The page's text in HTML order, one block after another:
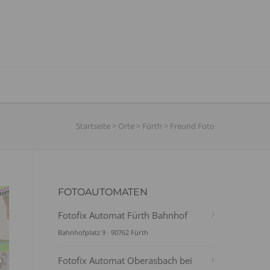
Startseite > Orte > Fürth > Freund Foto
FOTOAUTOMATEN
Fotofix Automat Fürth Bahnhof
Bahnhofplatz 9 · 90762 Fürth
Fotofix Automat Oberasbach bei